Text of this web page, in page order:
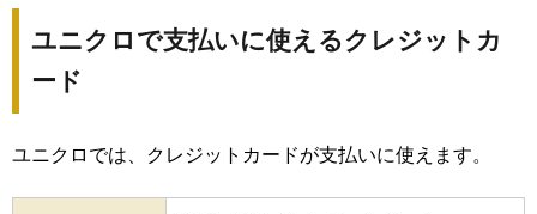
ユニクロで支払いに使えるクレジットカ
ード
ユニクロでは、クレジットカードが支払いに使えます。